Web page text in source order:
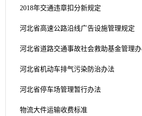
2018年交通违章扣分新规定
河北省高速公路沿线广告设施管理规定
河北省道路交通事故社会救助基金管理办
河北省机动车排气污染防治办法
河北省停车场管理暂行办法
物流大件运输收费标准